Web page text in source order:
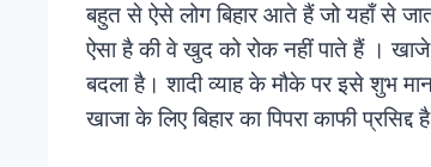
बहुत से ऐसे लोग बिहार आते हैं जो यहाँ से
ऐसा है की वे खुद को रोक नहीं पाते हैं ।
बदला है। शादी व्याह के मौके पर इसे शुभ
खाजा के लिए बिहार का पिपरा काफी प्रसिद्द